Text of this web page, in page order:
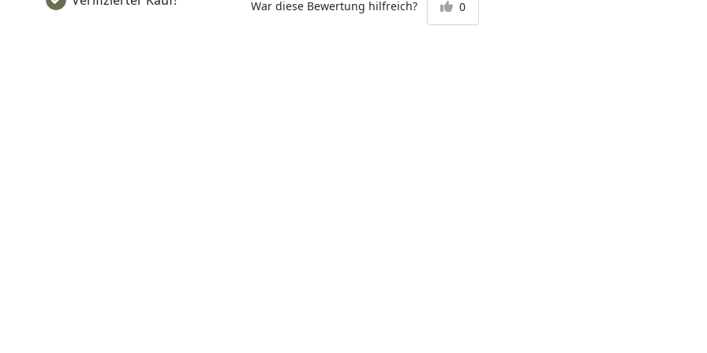
War diese Bewertung hilfreich? 0